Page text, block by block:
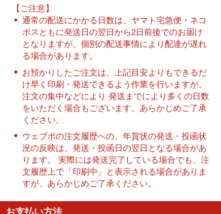
【ご注意】
通常の配送にかかる日数は、ヤマト宅急便・ネコ
ポスともに発送日の翌日から2日前後でのお届け
となりますが、個別の配送事情により配達が遅れ
る場合があります。
お預かりしたご注文は、上記目安よりもできるだ
け早く印刷・発送できるよう作業を行いますが、
注文の集中などにより 発送までにより多くの日数
をいただく場合もございます。あらかじめご了承
ください。
ウェブポの注文履歴への、年賀状の発送・投函状
況の反映は、発送・投函日の翌日となる場合があ
ります。 実際には発送完了している場合でも、注
文履歴上で「印刷中」と表示される場合がありま
すが、あらかじめご了承ください。